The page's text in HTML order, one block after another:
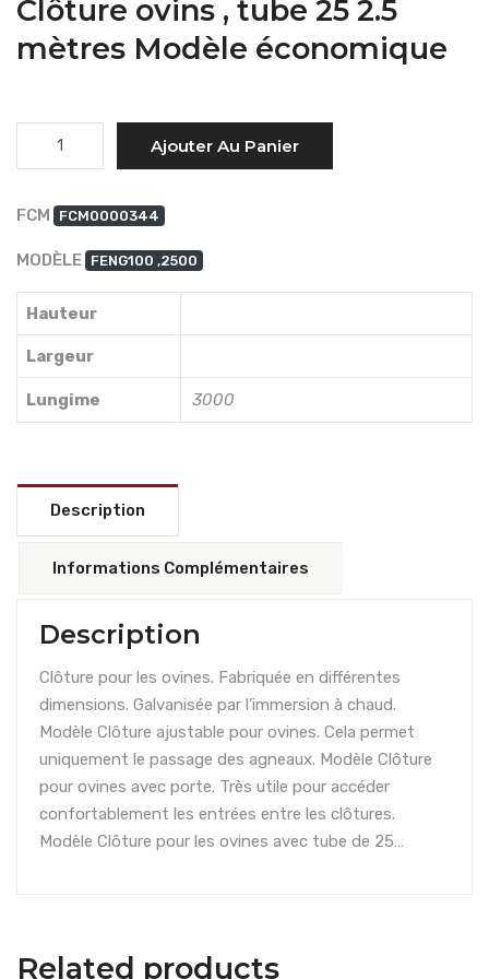
Clôture ovins , tube 25 2.5
mètres Modèle économique
Quantité
Ajouter Au Panier
FCM FCM0000344
MODÈLE FENG100 ,2500
Hauteur
Largeur
Lungime 3000
Description
Informations Complémentaires
Description
Clôture pour les ovines. Fabriquée en différentes
dimensions. Galvanisée par l’immersion à chaud.
Modèle Clôture ajustable pour ovines. Cela permet
uniquement le passage des agneaux. Modèle Clôture
pour ovines avec porte. Très utile pour accéder
confortablement les entrées entre les clôtures.
Modèle Clôture pour les ovines avec tube de 25…
Related products